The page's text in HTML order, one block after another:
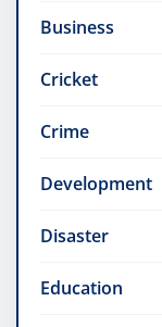
Business
Cricket
Crime
Development
Disaster
Education